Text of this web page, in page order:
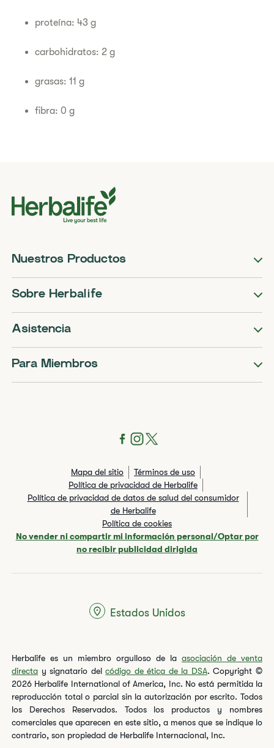
proteína: 43 g
carbohidratos: 2 g
grasas: 11 g
fibra: 0 g
Nuestros Productos
Sobre Herbalife
Asistencia
Para Miembros
Mapa del sitio
Términos de uso
Política de privacidad de Herbalife
Política de privacidad de datos de salud del consumidor
de Herbalife
Política de cookies
No vender ni compartir mi información personal/Optar por
no recibir publicidad dirigida
Herbalife es un miembro orgulloso de la asociación de venta
directa y signatario delcódigo de ética de la DSA. Copyright ©
2026 Herbalife International of America, Inc. No está permitida la
reproducción total o parcial sin la autorización por escrito. Todos
los Derechos Reservados. Todos los productos y nombres
comerciales que aparecen en este sitio, a menos que se indique lo
contrario, son propiedad de Herbalife Internacional, Inc.
Estados Unidos